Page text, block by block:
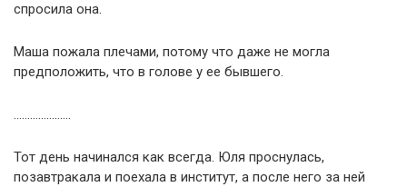
спросила она.
Маша пожала плечами, потому что даже не могла
предположить, что в голове у ее бывшего.
…………………
Тот день начинался как всегда. Юля проснулась,
позавтракала и поехала в институт, а после него за ней